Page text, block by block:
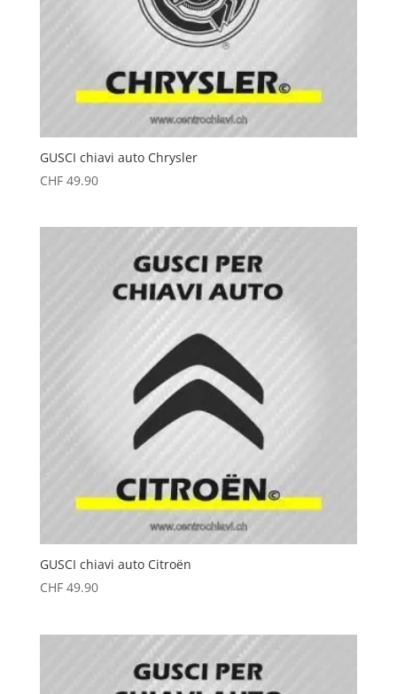
GUSCI chiavi auto Chrysler
CHF49.90
GUSCI chiavi auto Citroën
CHF49.90